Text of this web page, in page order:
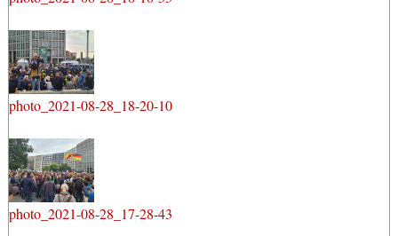
photo_2021-08-28_18-20-10
photo_2021-08-28_17-28-43